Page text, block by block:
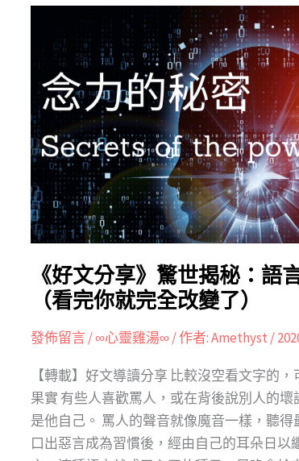
《好文分享》驚世揭秘：語
（看完你就完全改變了）
發佈留言/∞心靈雞湯∞/ 作者:Amethyst /
【轉載】好文導讀分享 比較沒空看文字的
果實 有些人喜歡罵人，或在背後說別人的
是他自己。 罵人的聲音就像魔音一樣，聽
口出惡言成為習慣後，經由自己的耳朵日以
《好
文
分
享》
驚
世
揭
秘：
語
言、
念
的
秘
密
（看
完
你
就
完
全